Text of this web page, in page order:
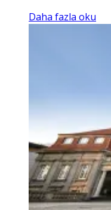
Daha fazla oku